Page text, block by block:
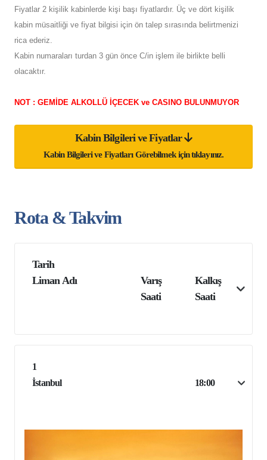
Fiyatlar 2 kişilik kabinlerde kişi başı fiyatlardır. Üç ve dört kişilik
kabin müsaitliği ve fiyat bilgisi için ön talep sırasında belirtmenizi
rica ederiz.
Kabin numaraları turdan 3 gün önce C/in işlem ile birlikte belli
olacaktır.
NOT : GEMİDE ALKOLLÜ İÇECEK ve CASINO BULUNMUYOR
Kabin Bilgileri ve Fiyatlar
Kabin Bilgileri ve Fiyatları Görebilmek için tıklayınız.
Rota & Takvim
Tarih
Liman Adı
Varış
Saati
Kalkış
Saati
1
İstanbul
18:00